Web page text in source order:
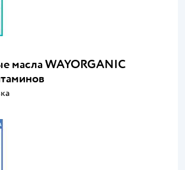
масла WAYORGANIC